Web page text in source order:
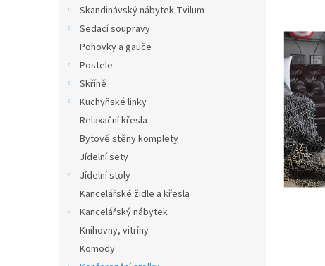
Skandinávský nábytek Tvilum
Sedací soupravy
Pohovky a gauče
Postele
Skříně
Kuchyňské linky
Relaxační křesla
Bytové stěny komplety
Jídelní sety
Jídelní stoly
Kancelářské židle a křesla
Kancelářský nábytek
Knihovny, vitríny
Komody